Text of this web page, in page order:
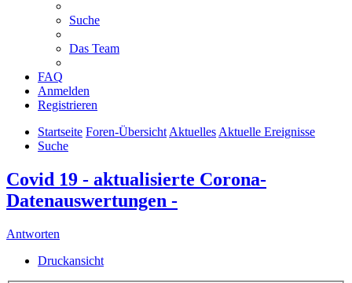
Suche
Das Team
FAQ
Anmelden
Registrieren
Startseite Foren-ÜbersichtAktuellesAktuelle Ereignisse
Suche
Covid 19 - aktualisierte Corona-
Datenauswertungen -
Antworten
Druckansicht